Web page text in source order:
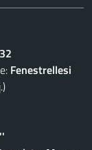
Fenestrellesi